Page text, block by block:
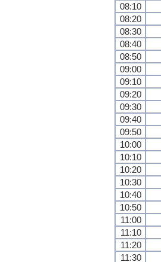
08:10
08:20
08:30
08:40
08:50
09:00
09:10
09:20
09:30
09:40
09:50
10:00
10:10
10:20
10:30
10:40
10:50
11:00
11:10
11:20
11:30